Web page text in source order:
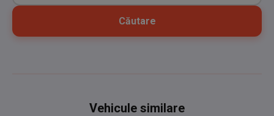
Căutare
Vehicule similare